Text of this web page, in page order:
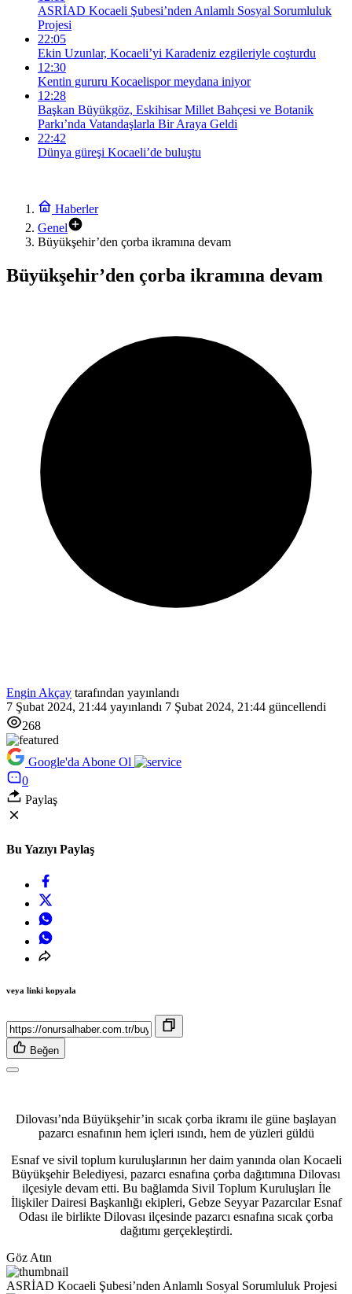
ASRİAD Kocaeli Şubesi’nden Anlamlı Sosyal Sorumluluk
Projesi
22:05
Ekin Uzunlar, Kocaeli’yi Karadeniz ezgileriyle coşturdu
12:30
Kentin gururu Kocaelispor meydana iniyor
12:28
Başkan Büyükgöz, Eskihisar Millet Bahçesi ve Botanik
Parkı’nda Vatandaşlarla Bir Araya Geldi
22:42
Dünya güreşi Kocaeli’de buluştu
Haberler
Genel
Büyükşehir’den çorba ikramına devam
Büyükşehir’den çorba ikramına devam
Engin Akçay tarafından yayınlandı
7 Şubat 2024, 21:44 yayınlandı 7 Şubat 2024, 21:44 güncellendi
268
Google'da Abone Ol
0
Paylaş
Bu Yazıyı Paylaş
veya linki kopyala
Beğen
Dilovası’nda Büyükşehir’in sıcak çorba ikramı ile güne başlayan
pazarcı esnafının hem içleri ısındı, hem de yüzleri güldü
Esnaf ve sivil toplum kuruluşlarının her daim yanında olan Kocaeli
Büyükşehir Belediyesi, pazarcı esnafına çorba dağıtımına Dilovası
ilçesiyle devam etti. Bu bağlamda Sivil Toplum Kuruluşları İle
İlişkiler Dairesi Başkanlığı ekipleri, Gebze Seyyar Pazarcılar Esnaf
Odası ile birlikte Dilovası ilçesinde pazarcı esnafına sıcak çorba
dağıtımı gerçekleştirdi.
Göz Atın
ASRİAD Kocaeli Şubesi’nden Anlamlı Sosyal Sorumluluk Projesi